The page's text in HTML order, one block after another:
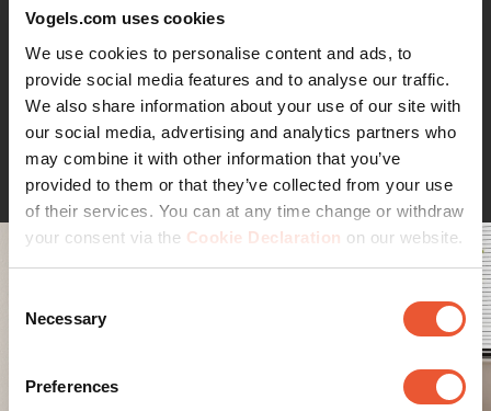
Vogels.com uses cookies
We use cookies to personalise content and ads, to
provide social media features and to analyse our traffic.
We also share information about your use of our site with
our social media, advertising and analytics partners who
may combine it with other information that you’ve
provided to them or that they’ve collected from your use
of their services. You can at any time change or withdraw
your consent via the Cookie Declaration on our website.
Selection
Necessary
Preferences
högtalare steglöst från +5° till -25° och rotera den ±35°
Med Vogels SWM 4023 får du stilren design, flexibilitet
och den perfekta lyssningsvinkeln varje gång.
Få ut mer av din Sonos-högtalare och njut av den
perfekta lyssningspositionen
Oavsett om du lagar mat i köket, tittar på film i
vardagsrummet eller dansar runt i huset förtjänar din
högtalare den perfekta platsen. Med väggfästet SWM
plats där den låter bäst.
in i ditt hem och matchar din högtalare.
Läs mer